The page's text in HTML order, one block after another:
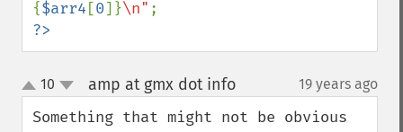
{$arr4 [0]}\n"
?>
up
down
10 amp at gmx dot info¶ 19 years ago
Something that might not be obvious